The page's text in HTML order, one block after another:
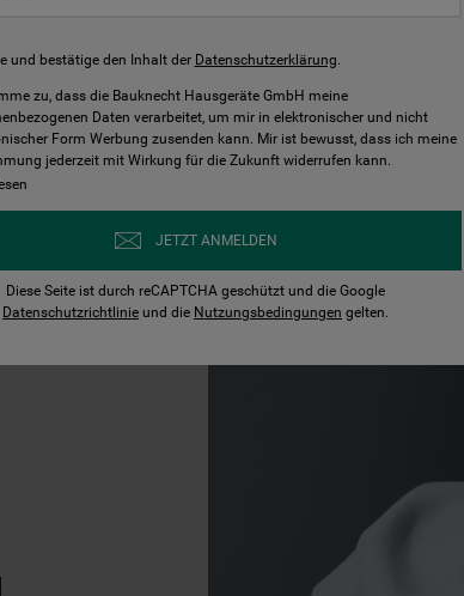
gestauchten
zu einer
erhitzen oder
verschieben, bei
und bestätige den Inhalt der Datenschutzerklärung.
zu, dass die Bauknecht Hausgeräte GmbH meine
Daten verarbeitet, um mir in elektronischer und nicht
Form Werbung zusenden kann. Mir ist bewusst, dass ich meine
jederzeit mit Wirkung für die Zukunft widerrufen kann.
JETZT ANMELDEN
Diese Seite ist durch reCAPTCHA geschützt und die Google
Datenschutzrichtlinie und die Nutzungsbedingungen gelten.